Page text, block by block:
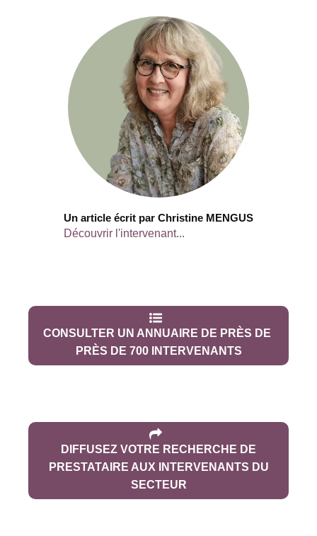
Un article écrit par Christine MENGUS
Découvrir l'intervenant...
CONSULTER UN ANNUAIRE DE PRÈS DE
PRÈS DE 700 INTERVENANTS
DIFFUSEZ VOTRE RECHERCHE DE
PRESTATAIRE AUX INTERVENANTS DU
SECTEUR